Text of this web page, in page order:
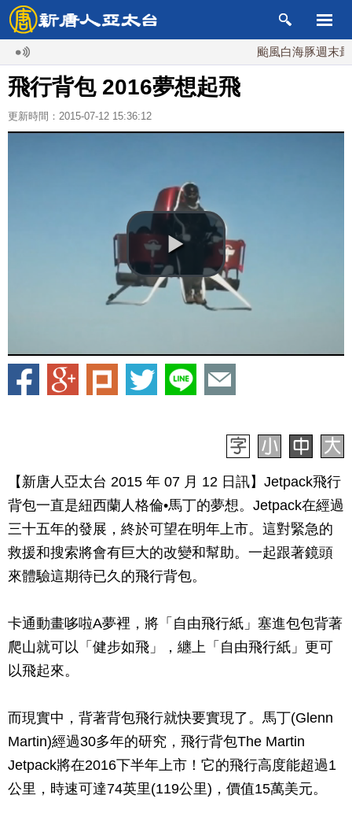
颱風白海豚週末最接
飛行背包 2016夢想起飛
更新時間：2015-07-12 15:36:12
【新唐人亞太台 2015 年 07 月 12 日訊】Jetpack飛行
背包一直是紐西蘭人格倫•馬丁的夢想。Jetpack在經過
三十五年的發展，終於可望在明年上市。這對緊急的
救援和搜索將會有巨大的改變和幫助。一起跟著鏡頭
來體驗這期待已久的飛行背包。
卡通動畫哆啦A夢裡，將「自由飛行紙」塞進包包背著
爬山就可以「健步如飛」，纏上「自由飛行紙」更可
以飛起來。
而現實中，背著背包飛行就快要實現了。馬丁(Glenn
Martin)經過30多年的研究，飛行背包The Martin
Jetpack將在2016下半年上市！它的飛行高度能超過1
公里，時速可達74英里(119公里)，價值15萬美元。